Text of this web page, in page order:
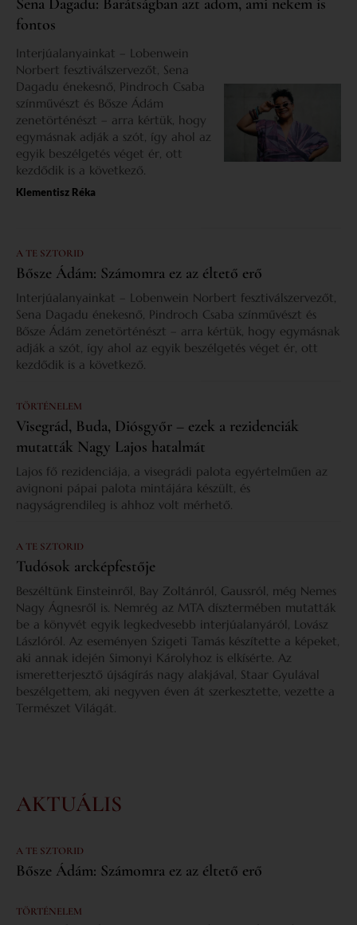
Sena Dagadu: Barátságban azt adom, ami nekem is
fontos
Interjúalanyainkat – Lobenwein
Norbert fesztiválszervezőt, Sena
Dagadu énekesnő, Pindroch Csaba
színművészt és Bősze Ádám
zenetörténészt – arra kértük, hogy
egymásnak adják a szót, így ahol az
egyik beszélgetés véget ér, ott
kezdődik is a következő.
Klementisz Réka
A TE SZTORID
Bősze Ádám: Számomra ez az éltető erő
Interjúalanyainkat – Lobenwein Norbert fesztiválszervezőt,
Sena Dagadu énekesnő, Pindroch Csaba színművészt és
Bősze Ádám zenetörténészt – arra kértük, hogy egymásnak
adják a szót, így ahol az egyik beszélgetés véget ér, ott
kezdődik is a következő.
TÖRTÉNELEM
Visegrád, Buda, Diósgyőr – ezek a rezidenciák
mutatták Nagy Lajos hatalmát
Lajos fő rezidenciája, a visegrádi palota egyértelműen az
avignoni pápai palota mintájára készült, és
nagyságrendileg is ahhoz volt mérhető.
A TE SZTORID
Tudósok arcképfestője
Beszéltünk Einsteinről, Bay Zoltánról, Gaussról, még Nemes
Nagy Ágnesről is. Nemrég az MTA dísztermében mutatták
be a könyvét egyik legkedvesebb interjúalanyáról, Lovász
Lászlóról. Az eseményen Szigeti Tamás készítette a képeket,
aki annak idején Simonyi Károlyhoz is elkísérte. Az
ismeretterjesztő újságírás nagy alakjával, Staar Gyulával
beszélgettem, aki negyven éven át szerkesztette, vezette a
Természet Világát.
AKTUÁLIS
A TE SZTORID
Bősze Ádám: Számomra ez az éltető erő
TÖRTÉNELEM